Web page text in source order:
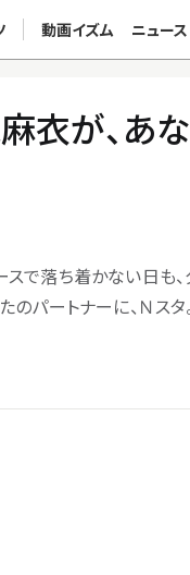
動画イズム ニュース
衣が、あ
スで落ち着かない日も
のパートナーに、Ｎスタ